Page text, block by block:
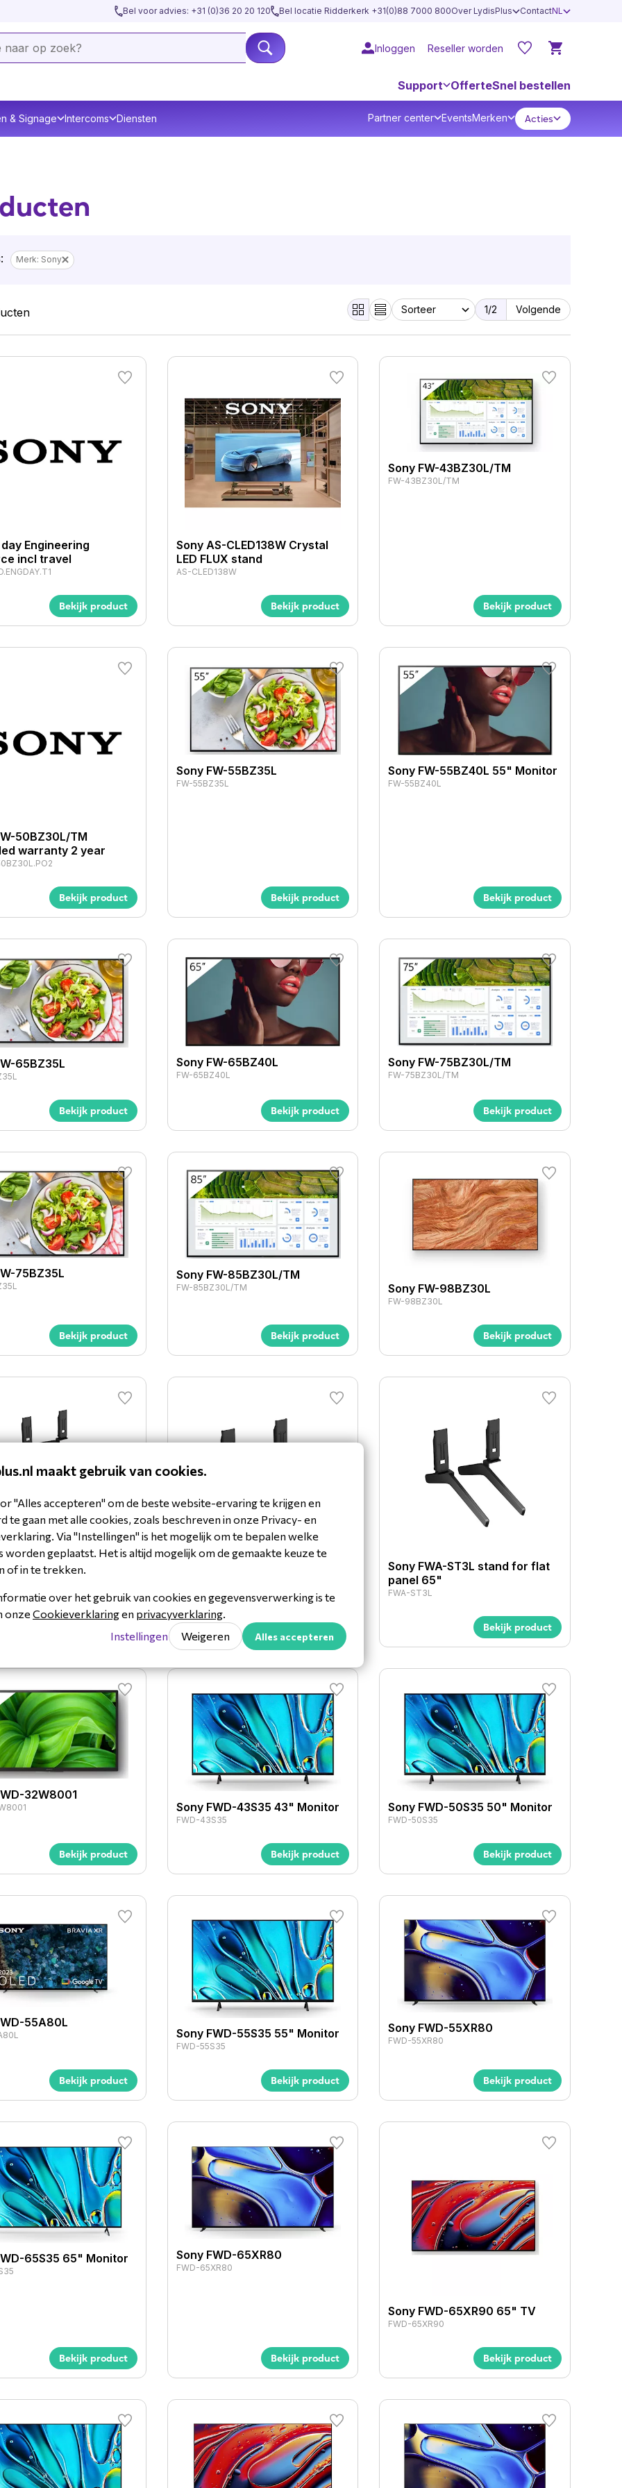
Bel voor advies: +31 (0)36 20 20 120 Bel locatie Ridderkerk +31(0)88 7000 800Over LydisPlus ContactNL
Inloggen Reseller worden
Support OfferteSnel bestellen
& Signage Intercoms Diensten Partner center EventsMerken Acties
Merk: Sony
1/2 Volgende
day Engineering
incl travel
Bekijk product
Sony AS-CLED138W Crystal
LED FLUX stand
AS-CLED138W
Bekijk product
Sony FW-43BZ30L/TM
FW-43BZ30L/TM
Bekijk product
50BZ30L/TM
warranty 2 year
Bekijk product
Sony FW-55BZ35L
FW-55BZ35L
Bekijk product
Sony FW-55BZ40L 55" Monitor
FW-55BZ40L
Bekijk product
65BZ35L
Bekijk product
Sony FW-65BZ40L
FW-65BZ40L
Bekijk product
Sony FW-75BZ30L/TM
FW-75BZ30L/TM
Bekijk product
75BZ35L
Bekijk product
Sony FW-85BZ30L/TM
FW-85BZ30L/TM
Bekijk product
Sony FW-98BZ30L
FW-98BZ30L
Bekijk product
ST1L Table top stand
BRAVIA
FWA-ST2L
Bekijk product
Sony FWA-ST3L stand for flat
panel 65"
FWA-ST3L
Bekijk product
32W8001
Bekijk product
Sony FWD-43S35 43" Monitor
FWD-43S35
Bekijk product
Sony FWD-50S35 50" Monitor
FWD-50S35
Bekijk product
55A80L
Bekijk product
Sony FWD-55S35 55" Monitor
FWD-55S35
Bekijk product
Sony FWD-55XR80
FWD-55XR80
Bekijk product
65S35 65" Monitor
Bekijk product
Sony FWD-65XR80
FWD-65XR80
Bekijk product
Sony FWD-65XR90 65" TV
FWD-65XR90
Bekijk product
maakt gebruik van cookies.
"Alles accepteren" om de beste website-ervaring te krijgen en
te gaan met alle cookies, zoals beschreven in onze Privacy- en
Via "Instellingen" is het mogelijk om te bepalen welke
worden geplaatst. Het is altijd mogelijk om de gemaakte keuze te
of in te trekken.
over het gebruik van cookies en gegevensverwerking is te
onze Cookieverklaringen privacyverklaring.
Instellingen
Weigeren Alles accepteren